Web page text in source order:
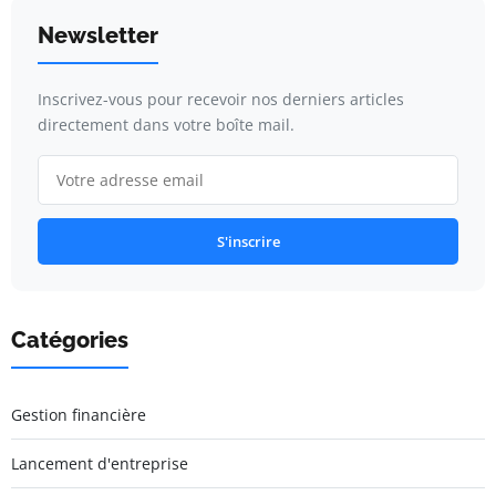
Newsletter
Inscrivez-vous pour recevoir nos derniers articles
directement dans votre boîte mail.
S'inscrire
Catégories
Gestion financière
Lancement d'entreprise